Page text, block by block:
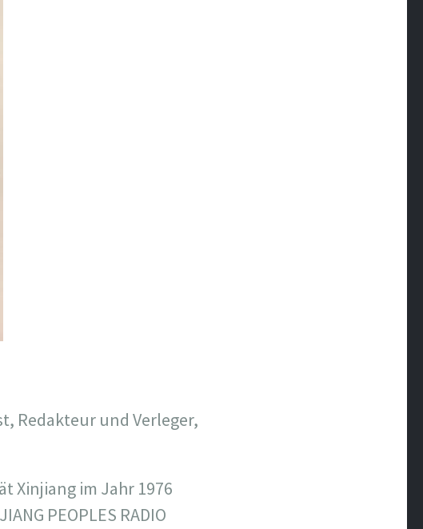
Redakteur und Verleger,
Xinjiang im Jahr 1976
PEOPLES RADIO